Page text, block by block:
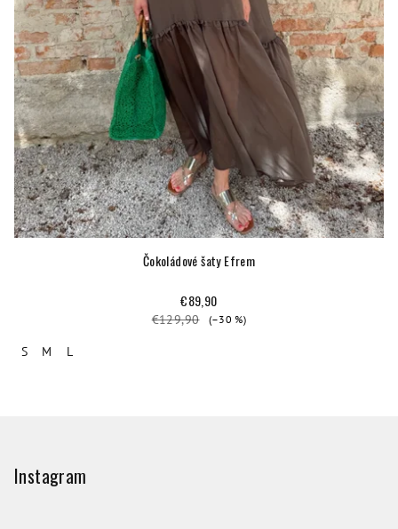
Čokoládové šaty Efrem
€89,90
€129,90 (–30 %)
S M L
Instagram